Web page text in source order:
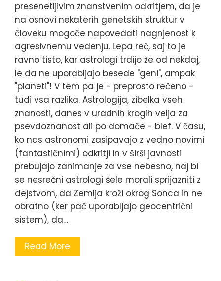
presenetljivim znanstvenim odkritjem, da je
na osnovi nekaterih genetskih struktur v
človeku mogoče napovedati nagnjenost k
agresivnemu vedenju. Lepa reč, saj to je
ravno tisto, kar astrologi trdijo že od nekdaj,
le da ne uporabljajo besede "geni", ampak
"planeti"! V tem pa je - preprosto rečeno -
tudi vsa razlika. Astrologija, zibelka vseh
znanosti, danes v uradnih krogih velja za
psevdoznanost ali po domače - blef. V času,
ko nas astronomi zasipavajo z vedno novimi
(fantastičnimi) odkritji in v širši javnosti
prebujajo zanimanje za vse nebesno, naj bi
se nesrečni astrologi šele morali sprijazniti z
dejstvom, da Zemlja kroži okrog Sonca in ne
obratno (ker pač uporabljajo geocentrični
sistem), da…
Read More